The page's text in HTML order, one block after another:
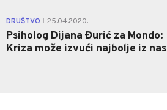
DRUŠTVO 25.04.2020.
Psiholog Dijana Đurić za Mondo:
Kriza može izvući najbolje iz nas